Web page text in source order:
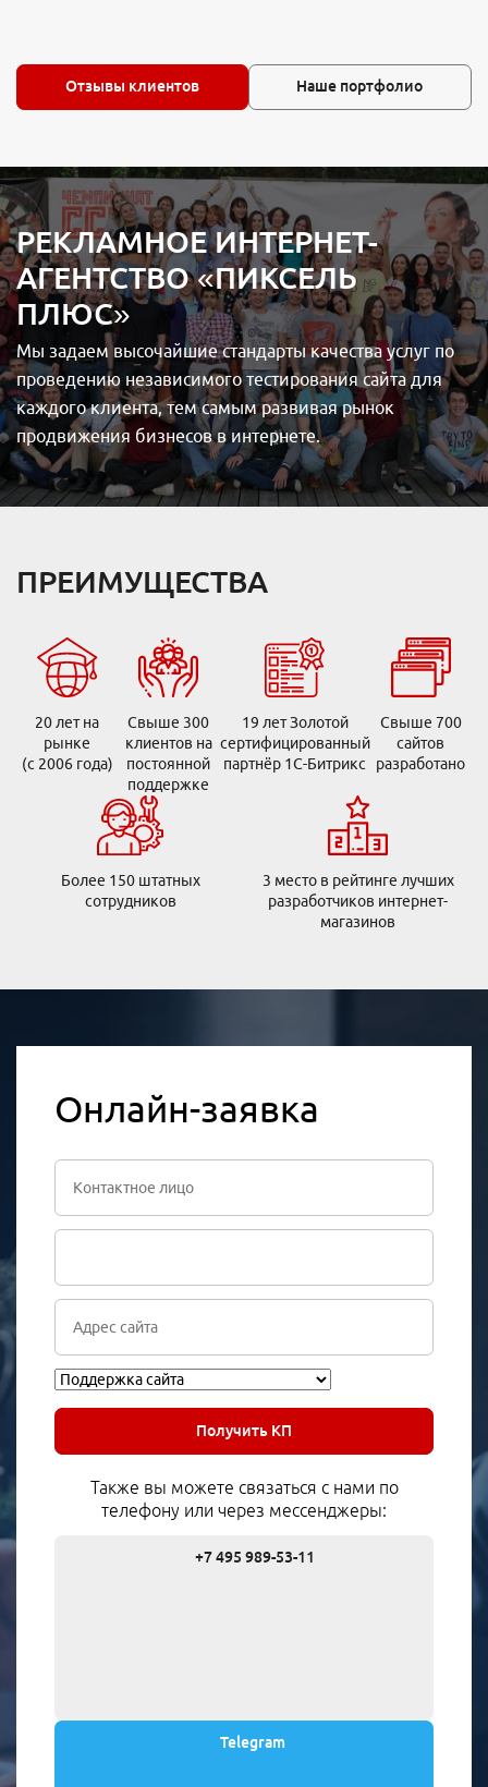
Отзывы клиентов Наше портфолио
РЕКЛАМНОЕ ИНТЕРНЕТ-
АГЕНТСТВО «ПИКСЕЛЬ
ПЛЮС»
Мы задаем высочайшие стандарты качества услуг по
проведению независимого тестирования сайта для
каждого клиента, тем самым развивая рынок
продвижения бизнесов в интернете.
ПРЕИМУЩЕСТВА
20 лет на
рынке
(с 2006 года)
Свыше 300
клиентов на
постоянной
поддержке
19 лет Золотой
сертифицированный
партнёр 1С-Битрикс
Свыше 700
сайтов
разработано
Более 150 штатных
сотрудников
3 место в рейтинге лучших
разработчиков интернет-
магазинов
Онлайн-заявка
Получить КП
Также вы можете связаться с нами по
телефону или через мессенджеры:
+7 495 989-53-11
Telegram